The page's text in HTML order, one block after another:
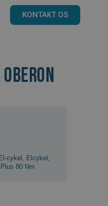
KONTAKT OS
El-cykel Elcykel
80 Nm